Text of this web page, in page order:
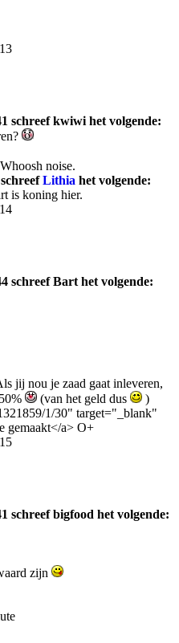
schreef kwiwi het volgende:
noise.
schreefLithia het volgende:
is koning hier.
schreef Bart het volgende:
jij nou je zaad gaat inleveren,
(van het geld dus
)
1/30" target="_blank"
gemaakt</a> O+
schreef bigfood het volgende:
zijn